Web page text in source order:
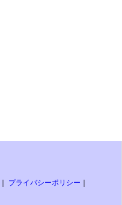
プライバシーポリシー